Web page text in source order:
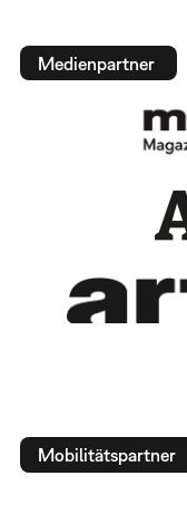
Medienpartner
Mobilitätspartner